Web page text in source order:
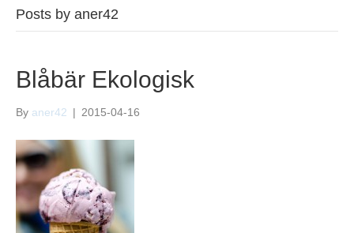
Posts by aner42
Blåbär Ekologisk
By aner42 | 2015-04-16